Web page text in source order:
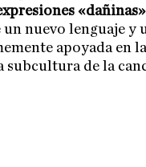
«dañinas»
nuevo lenguaje y
apoyada en
subcultura de la